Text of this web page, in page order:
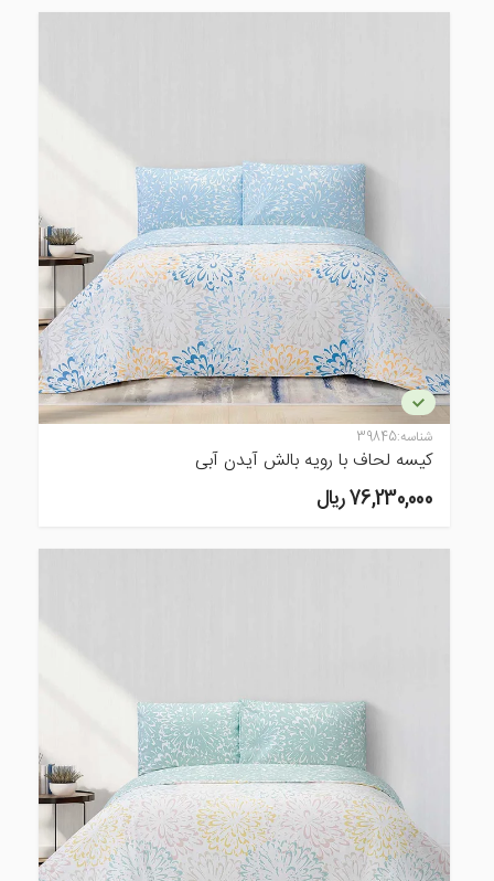
شناسه:39845
کیسه لحاف با رویه بالش آیدن آبی
76,230,000 ريال